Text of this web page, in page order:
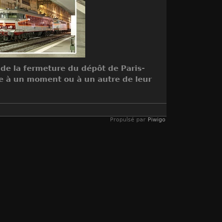
la fermeture du dépôt de Paris-
à un moment ou à un autre de leur
Propulsé par Piwigo